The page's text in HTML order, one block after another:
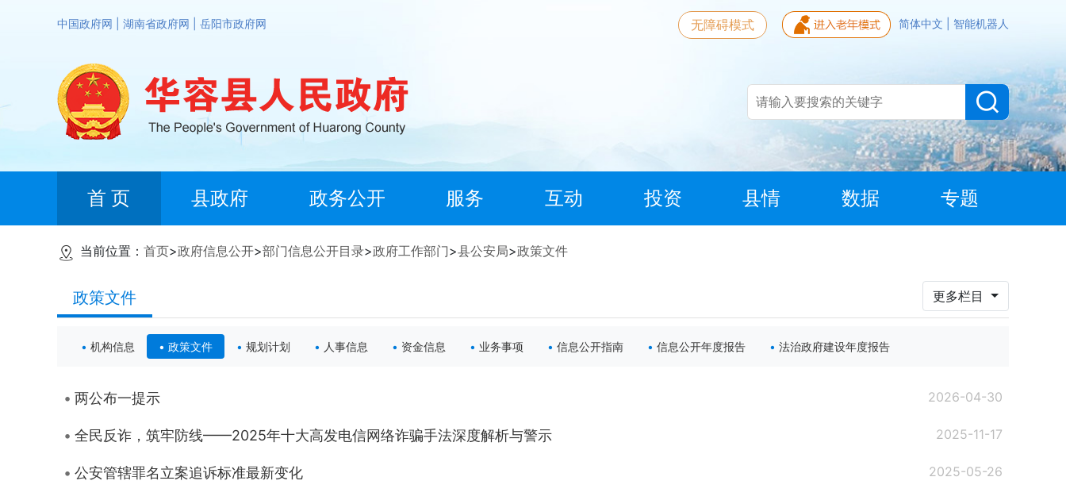
中国政府网 湖南省政府网 岳阳市政府网 简体中文 智能机器人
无障碍模式
首 页 县政府 政务公开 服务 互动 投资 县情 数据 专题
当前位置： 首页>政府信息公开>部门信息公开目录>政府工作部门>县公安局>政策文件
政策文件 更多栏目
机构信息 政策文件 规划计划 人事信息 资金信息 业务事项 信息公开指南 信息公开年度报告 法治政府建设年度报告
两公布一提示 2026-04-30
全民反诈，筑牢防线——2025年十大高发电信网络诈骗手法深度解析与警示 2025-11-17
公安管辖罪名立案追诉标准最新变化 2025-05-26